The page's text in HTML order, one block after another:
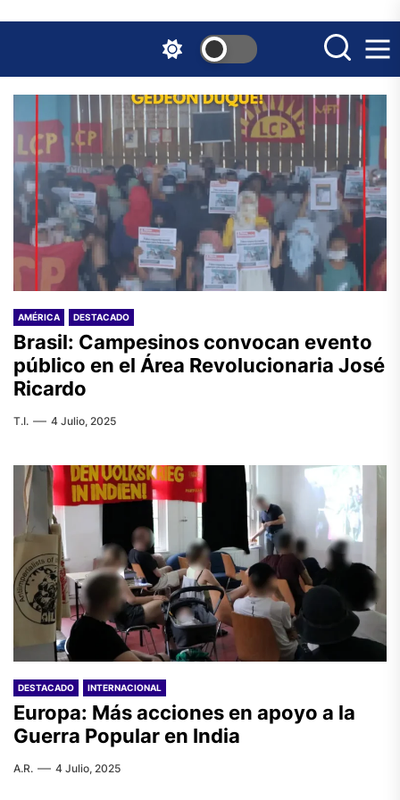
the
content
AMÉRICA DESTACADO
Brasil: Campesinos convocan evento
público en el Área Revolucionaria José
Ricardo
T.I. 4 Julio, 2025
DESTACADO INTERNACIONAL
Europa: Más acciones en apoyo a la
Guerra Popular en India
A.R. 4 Julio, 2025